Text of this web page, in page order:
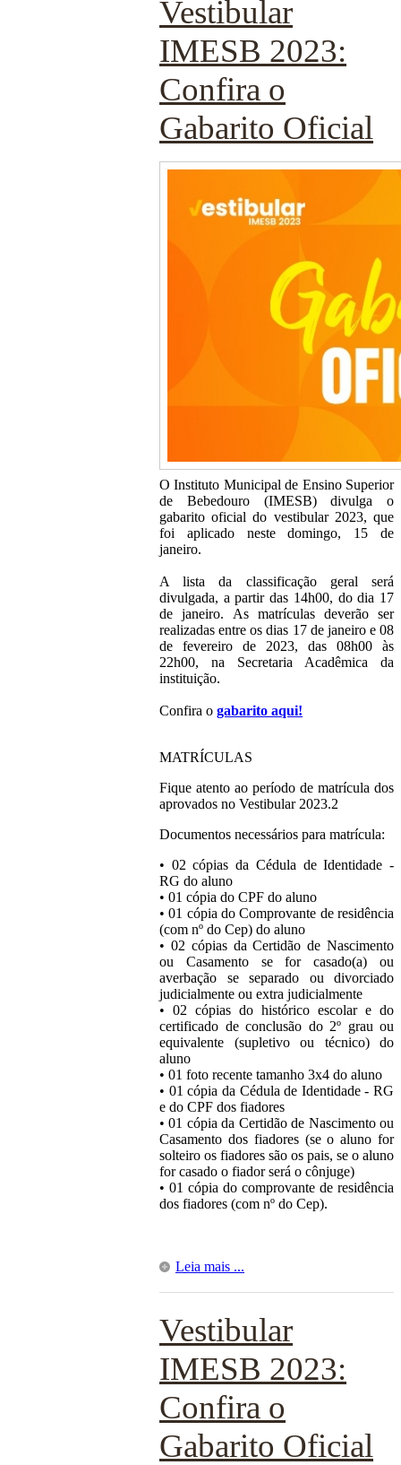
Vestibular
IMESB 2023:
Confira o
Gabarito Oficial
O Instituto Municipal de Ensino Superior
de Bebedouro (IMESB) divulga o
gabarito oficial do vestibular 2023, que
foi aplicado neste domingo, 15 de
janeiro.
A lista da classificação geral será
divulgada, a partir das 14h00, do dia 17
de janeiro. As matrículas deverão ser
realizadas entre os dias 17 de janeiro e 08
de fevereiro de 2023, das 08h00 às
22h00, na Secretaria Acadêmica da
instituição.
Confira o gabarito aqui!
MATRÍCULAS
Fique atento ao período de matrícula dos
aprovados no Vestibular 2023.2
Documentos necessários para matrícula:
• 02 cópias da Cédula de Identidade -
RG do aluno
• 01 cópia do CPF do aluno
• 01 cópia do Comprovante de residência
(com nº do Cep) do aluno
• 02 cópias da Certidão de Nascimento
ou Casamento se for casado(a) ou
averbação se separado ou divorciado
judicialmente ou extra judicialmente
• 02 cópias do histórico escolar e do
certificado de conclusão do 2º grau ou
equivalente (supletivo ou técnico) do
aluno
• 01 foto recente tamanho 3x4 do aluno
• 01 cópia da Cédula de Identidade - RG
e do CPF dos fiadores
• 01 cópia da Certidão de Nascimento ou
Casamento dos fiadores (se o aluno for
solteiro os fiadores são os pais, se o aluno
for casado o fiador será o cônjuge)
• 01 cópia do comprovante de residência
dos fiadores (com nº do Cep).
Leia mais ...
Vestibular
IMESB 2023:
Confira o
Gabarito Oficial